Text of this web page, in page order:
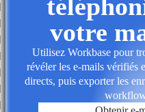
votre
Utilisez Workbase pour
révéler les e-mails vérifiés
directs, puis exporter les